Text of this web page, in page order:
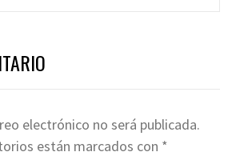
electrónico no será publicada.
están marcados con *